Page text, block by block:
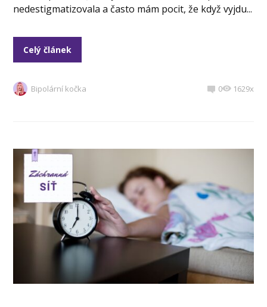
nedestigmatizovala a často mám pocit, že když vyjdu...
Celý článek
Bipolární kočka 0 1629x